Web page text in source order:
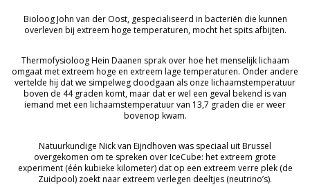
Bioloog John van der Oost, gespecialiseerd in bacteriën die kunnen
overleven bij extreem hoge temperaturen, mocht het spits afbijten.
Thermofysioloog Hein Daanen sprak over hoe het menselijk lichaam
omgaat met extreem hoge en extreem lage temperaturen. Onder andere
vertelde hij dat we simpelweg doodgaan als onze lichaamstemperatuur
boven de 44 graden komt, maar dat er wel een geval bekend is van
iemand met een lichaamstemperatuur van 13,7 graden die er weer
bovenop kwam.
Natuurkundige Nick van Eijndhoven was speciaal uit Brussel
overgekomen om te spreken over IceCube: het extreem grote
experiment (één kubieke kilometer) dat op een extreem verre plek (de
Zuidpool) zoekt naar extreem verlegen deeltjes (neutrino’s).